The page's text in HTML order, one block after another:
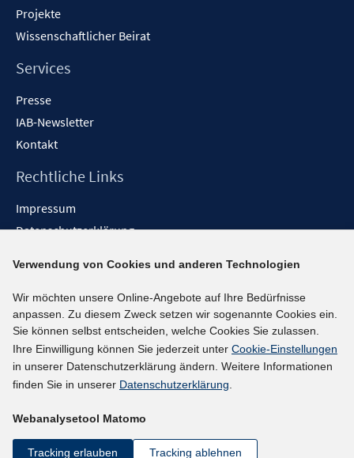
Projekte
Wissenschaftlicher Beirat
Services
Presse
IAB-Newsletter
Kontakt
Rechtliche Links
Impressum
Datenschutzerklärung
Barrieren melden
Social-Media-Kanäle
BlueSky
YouTube
LinkedIn
kununu
Netiquette
Verwendung von Cookies und anderen Technologien
Wir möchten unsere Online-Angebote auf Ihre Bedürfnisse
anpassen. Zu diesem Zweck setzen wir sogenannte Cookies ein.
Sie können selbst entscheiden, welche Cookies Sie zulassen.
Ihre Einwilligung können Sie jederzeit unter Cookie-Einstellungen
in unserer Datenschutzerklärung ändern. Weitere Informationen
finden Sie in unserer Datenschutzerklärung.
Webanalysetool Matomo
Tracking erlauben Tracking ablehnen